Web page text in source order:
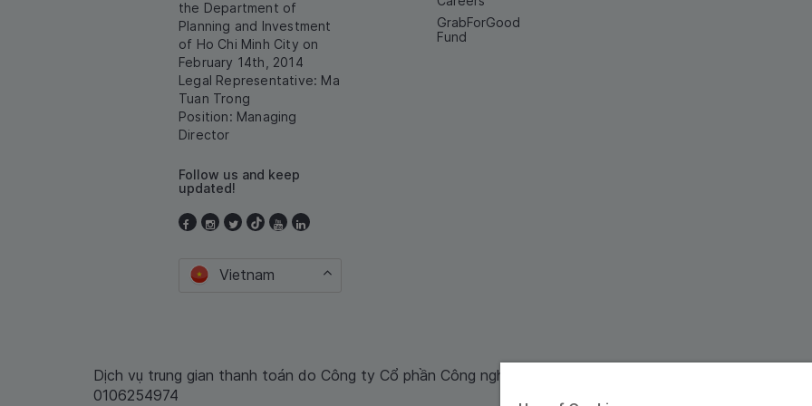
the Department of
Planning and Investment
of Ho Chi Minh City on
February 14th, 2014
Legal Representative: Ma
Tuan Trong
Position: Managing
Director
Follow us and keep
updated!
Vietnam
GrabForGood
Fund
Dịch vụ trung gian thanh toán do Công ty Cổ phần Công nghệ và Dịch Vụ Moca cung cấp. Mã số doanh
0106254974